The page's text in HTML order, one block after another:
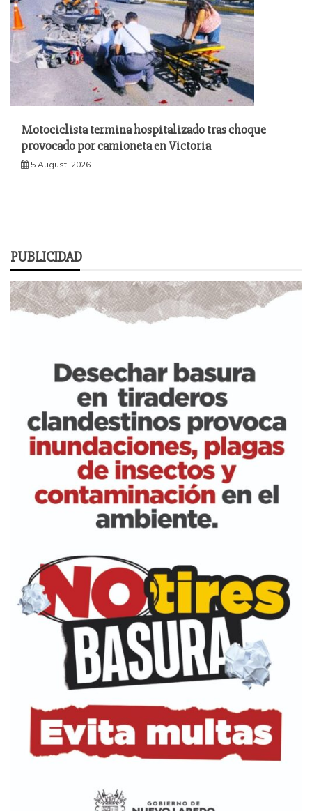
Motociclista termina hospitalizado tras choque
provocado por camioneta en Victoria
5 August, 2026
PUBLICIDAD